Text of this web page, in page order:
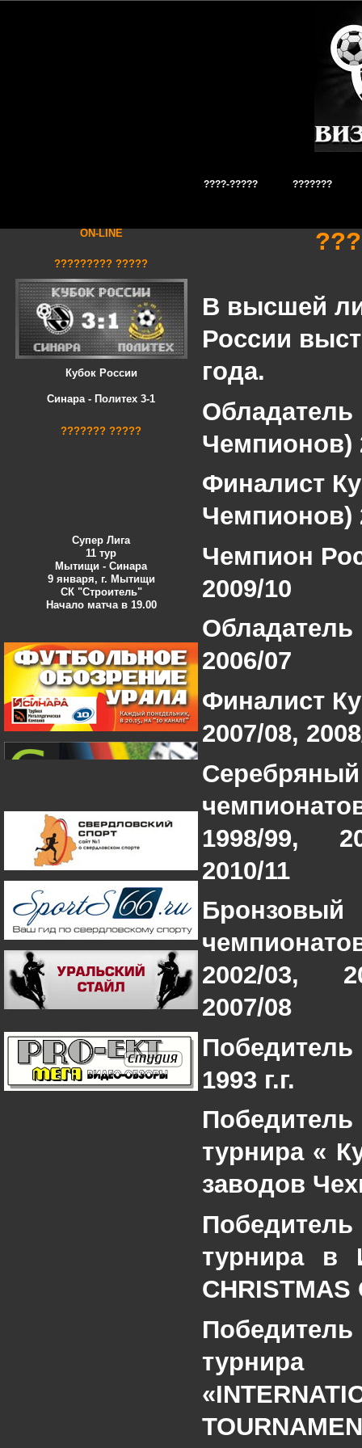
????-????? ???????
ON-LINE
????????? ?????
Кубок России
Синара - Политех 3-1
??????? ?????
Супер Лига
11 тур
Мытищи - Синара
9 января, г. Мытищи
СК "Строитель"
Начало матча в 19.00
В высшей
России
года.
Обладатель
Чемпионов)
Финалист
Чемпионов)
Чемпион
2009/10
Обладатель
2006/07
Финалист
2007/08,
1998/99,
2010/11
2002/03,
2007/08
1993 г.г.
турнира «
заводов
турнира в
CHRISTMAS
«